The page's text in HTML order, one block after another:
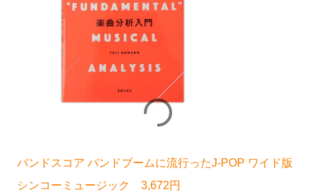
バンドスコア バンドブームに流行ったJ-POP ワイド版
シンコーミュージック 3,672円